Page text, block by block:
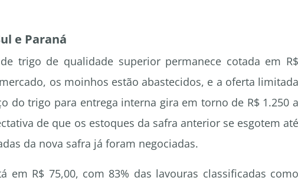
e Paraná
trigo de qualidade superior permanece cotada em R$
os moinhos estão abastecidos, e a oferta limitada
do trigo para entrega interna gira em torno de R$ 1.250 a
de que os estoques da safra anterior se esgotem até
da nova safra já foram negociadas.
em R$ 75,00, com 83% das lavouras classificadas como